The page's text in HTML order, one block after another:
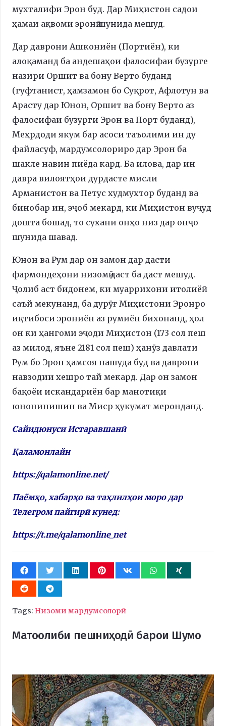
мухталифи Эрон буд. Дар Миҳистон садои
ҳамаи ақвоми эронӣ шунида мешуд.
Дар даврони Ашкониён (Портиён), ки
алоқаманд ба андешаҳои фалосифаи бузурге
назири Оршит ва бону Верто буданд
(гуфтанист, ҳамзамон бо Суқрот, Афлотун ва
Арасту дар Юнон, Оршит ва бону Верто аз
фалосифаи бузурги Эрон ва Порт буданд),
Меҳрдоди якум бар асоси таъолими ин ду
файласуф, мардумсолориро дар Эрон ба
шакле навин пиёда кард. Ба илова, дар ин
давра вилоятҳои дурдасте мисли
Арманистон ва Петус худмухтор буданд ва
бинобар ин, эҷоб мекард, ки Миҳистон вуҷуд
дошта бошад, то сухани онҳо низ дар онҷо
шунида шавад.
Юнон ва Рум дар он замон дар дасти
фармондеҳони низомӣ даст ба даст мешуд.
Ҷолиб аст бидонем, ки муаррихони итолиёӣ
саъй мекунанд, ба дурӯғ Миҳистони Эронро
иқтибоси эрониён аз румиён бихонанд, ҳол
он ки ҳангоми эҷоди Миҳистон (173 сол пеш
аз милод, яъне 2181 сол пеш) ҳанӯз давлати
Рум бо Эрон ҳамсоя нашуда буд ва даврони
навзодии хешро тай мекард. Дар он замон
бақоёи искандариён бар манотиқи
юнонинишин ва Миср ҳукумат меронданд.
Сайидюнуси Истаравшанӣ
Қаламонлайн
https://qalamonline.net/
Паёмҳо, хабарҳо ва таҳлилҳои моро дар
Телегром пайгирӣ кунед:
https://t.me/qalamonline_net
Tags: Низоми мардумсолорӣ
Матоолиби пешниҳодӣ барои Шумо